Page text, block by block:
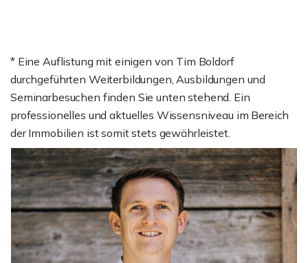
* Eine Auflistung mit einigen von Tim Boldorf
durchgeführten Weiterbildungen, Ausbildungen und
Seminarbesuchen finden Sie unten stehend. Ein
professionelles und aktuelles Wissensniveau im Bereich
der Immobilien ist somit stets gewährleistet.